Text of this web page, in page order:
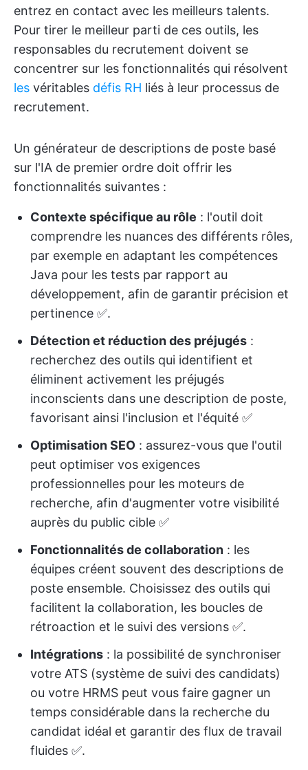
entrez en contact avec les meilleurs talents.
Pour tirer le meilleur parti de ces outils, les
responsables du recrutement doivent se
concentrer sur les fonctionnalités qui résolvent
les véritables défis RH liés à leur processus de
recrutement.
Un générateur de descriptions de poste basé
sur l'IA de premier ordre doit offrir les
fonctionnalités suivantes :
Contexte spécifique au rôle : l'outil doit
comprendre les nuances des différents rôles,
par exemple en adaptant les compétences
Java pour les tests par rapport au
développement, afin de garantir précision et
pertinence ✅.
Détection et réduction des préjugés :
recherchez des outils qui identifient et
éliminent activement les préjugés
inconscients dans une description de poste,
favorisant ainsi l'inclusion et l'équité ✅
Optimisation SEO : assurez-vous que l'outil
peut optimiser vos exigences
professionnelles pour les moteurs de
recherche, afin d'augmenter votre visibilité
auprès du public cible ✅
Fonctionnalités de collaboration : les
équipes créent souvent des descriptions de
poste ensemble. Choisissez des outils qui
facilitent la collaboration, les boucles de
rétroaction et le suivi des versions ✅.
Intégrations : la possibilité de synchroniser
votre ATS (système de suivi des candidats)
ou votre HRMS peut vous faire gagner un
temps considérable dans la recherche du
candidat idéal et garantir des flux de travail
fluides ✅.